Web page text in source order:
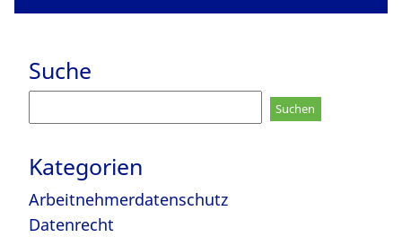
Suche
nach:
Kategorien
Arbeitnehmerdatenschutz
Datenrecht